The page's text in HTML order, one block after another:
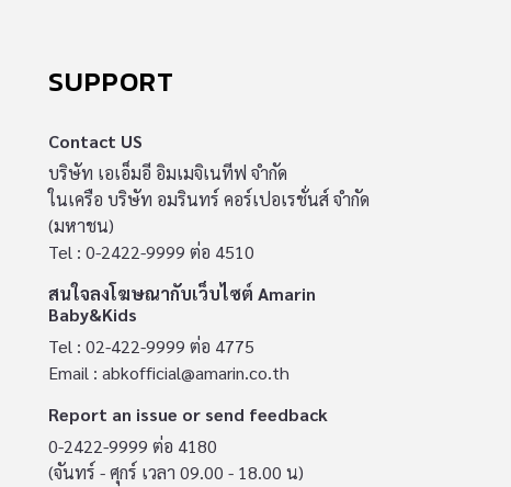
SUPPORT
Contact US
บริษัท เอเอ็มอี อิมเมจิเนทีฟ จำกัด
ในเครือ บริษัท อมรินทร์ คอร์เปอเรชั่นส์ จำกัด
(มหาชน)
Tel : 0-2422-9999 ต่อ 4510
สนใจลงโฆษณากับเว็บไซต์ Amarin
Baby&Kids
Tel : 02-422-9999 ต่อ 4775
Email : abkofficial@amarin.co.th
Report an issue or send feedback
0-2422-9999 ต่อ 4180
(จันทร์ - ศุกร์ เวลา 09.00 - 18.00 น)